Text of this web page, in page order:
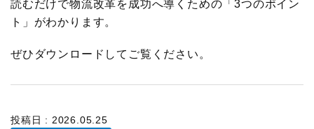
物流現場改善優良認定
読むだけで物流改革を成功へ導くための「3つのポイン
ト」がわかります。
ぜひダウンロードしてご覧ください。
投稿日 : 2026.05.25